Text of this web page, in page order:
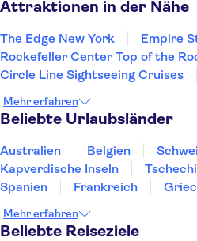
Attraktionen in der Nähe
The Edge New York
Empire
Rockefeller Center Top of the
Circle Line Sightseeing Cruises
Intrepid Sea, Air & Space Museum
One World Observatory
MoMA - Museum of Modern Art
Yankee Stadium
St
Madame Tussauds New York
Mehr erfahren
Beliebte Urlaubsländer
Australien Belgien
Kapverdische Inseln
Spanien
Frankreich
Norwegen
Polen
Mehr erfahren
Beliebte Reiseziele